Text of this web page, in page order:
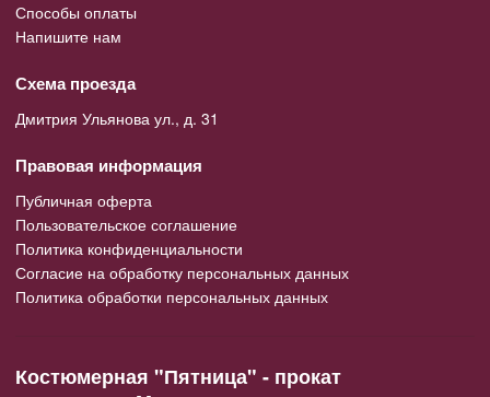
Способы оплаты
Напишите нам
Схема проезда
Дмитрия Ульянова ул., д. 31
Правовая информация
Публичная оферта
Пользовательское соглашение
Политика конфиденциальности
Согласие на обработку персональных данных
Политика обработки персональных данных
Костюмерная "Пятница" - прокат